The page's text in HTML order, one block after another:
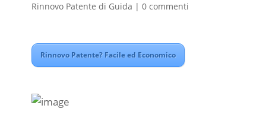
Rinnovo Patente di Guida | 0 commenti
Rinnovo Patente? Facile ed Economico